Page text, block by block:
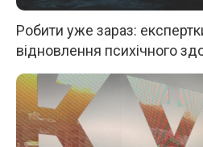
Робити уже зараз:
відновлення психічного